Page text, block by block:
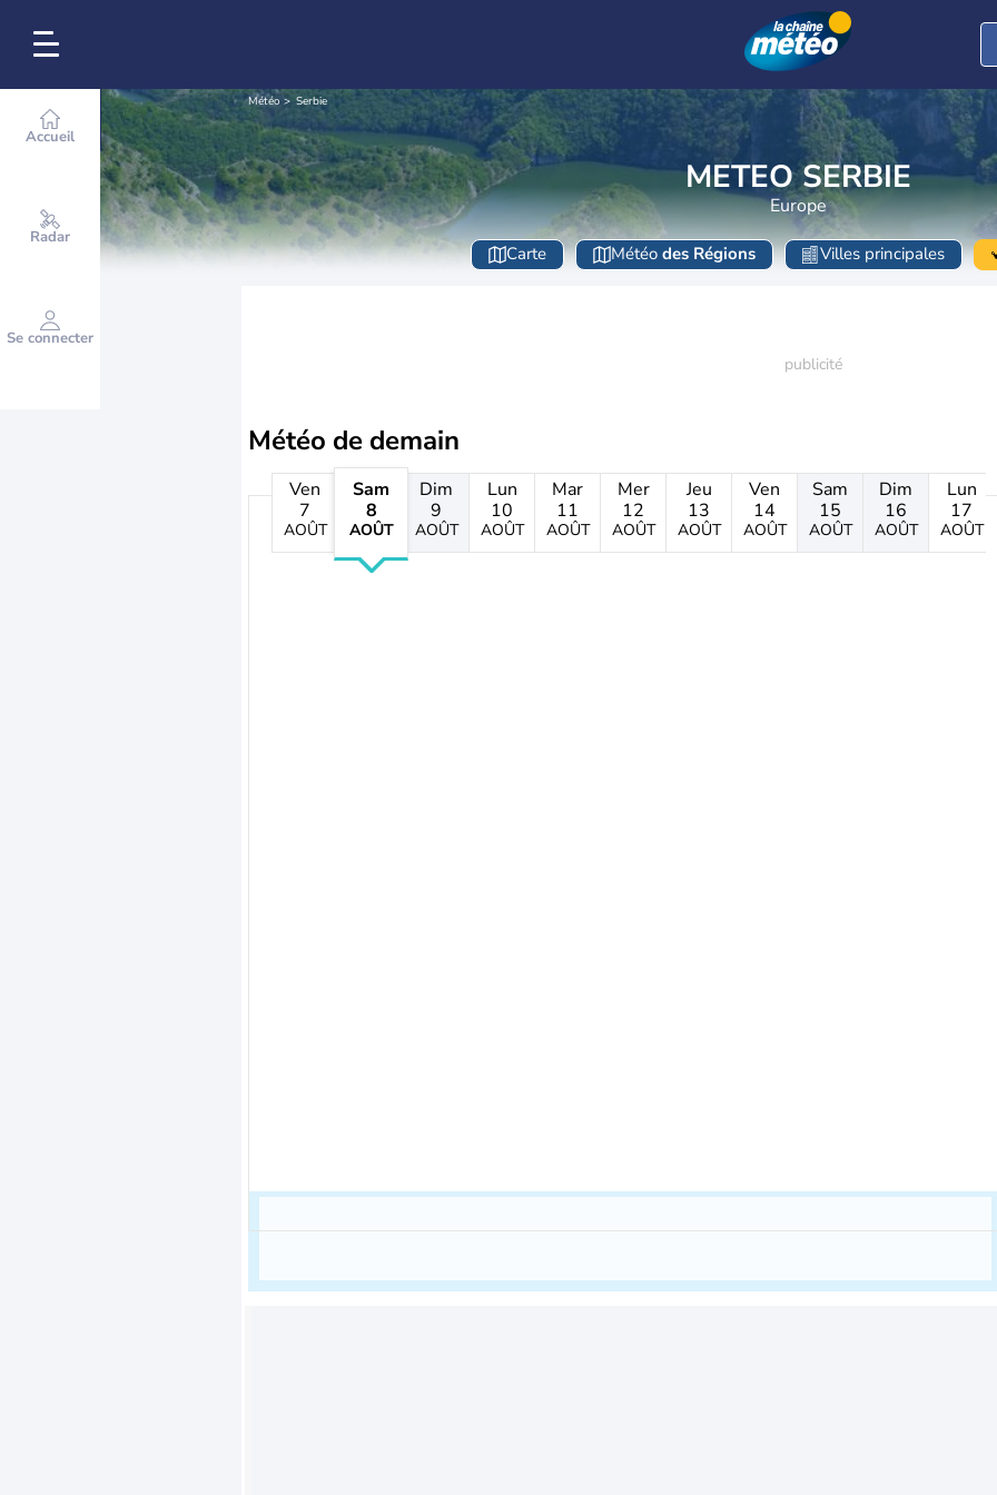
Accueil
Radar
Se connecter
Météo Serbie
METEO SERBIE
Europe
Carte Météo des Régions Villes principales
Météo de demain
Ven
7
AOÛT
Sam
8
AOÛT
Dim
9
AOÛT
Lun
10
AOÛT
Mar
11
AOÛT
Mer
12
AOÛT
Jeu
13
AOÛT
Ven
14
AOÛT
Sam
15
AOÛT
Dim
16
AOÛT
Lun
17
AOÛT